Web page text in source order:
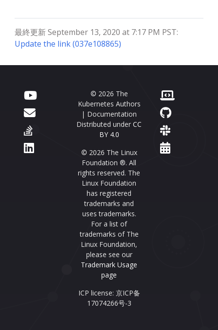
最終更新 September 13, 2020 at 7:17 PM PST:
Update the link (037e108865)
© 2026 The
Kubernetes Authors
| Documentation
Distributed under CC
BY 4.0
© 2026 The Linux
Foundation ®. All
rights reserved. The
Linux Foundation
has registered
trademarks and
uses trademarks.
For a list of
trademarks of The
Linux Foundation,
please see our
Trademark Usage
page
ICP license: 京ICP备
17074266号-3